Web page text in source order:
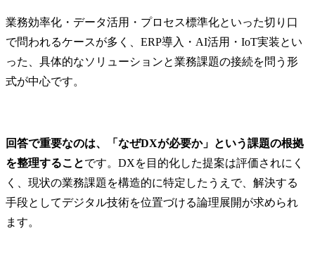
業務効率化・データ活用・プロセス標準化といった切り口
で問われるケースが多く、ERP導入・AI活用・IoT実装とい
った、具体的なソリューションと業務課題の接続を問う形
式が中心です。
回答で重要なのは、「なぜDXが必要か」という課題の根拠
を整理することです。DXを目的化した提案は評価されにく
く、現状の業務課題を構造的に特定したうえで、解決する
手段としてデジタル技術を位置づける論理展開が求められ
ます。